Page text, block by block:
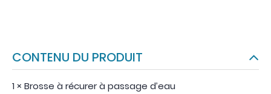
CONTENU DU PRODUIT
1 × Brosse à récurer à passage d’eau